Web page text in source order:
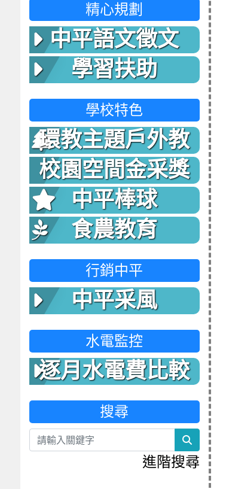
精心規劃
中平語文徵文
學習扶助
學校特色
環教主題戶外教
室
校園空間金采獎
中平棒球
食農教育
行銷中平
中平采風
水電監控
逐月水電費比較
表
搜尋
search
進階搜尋